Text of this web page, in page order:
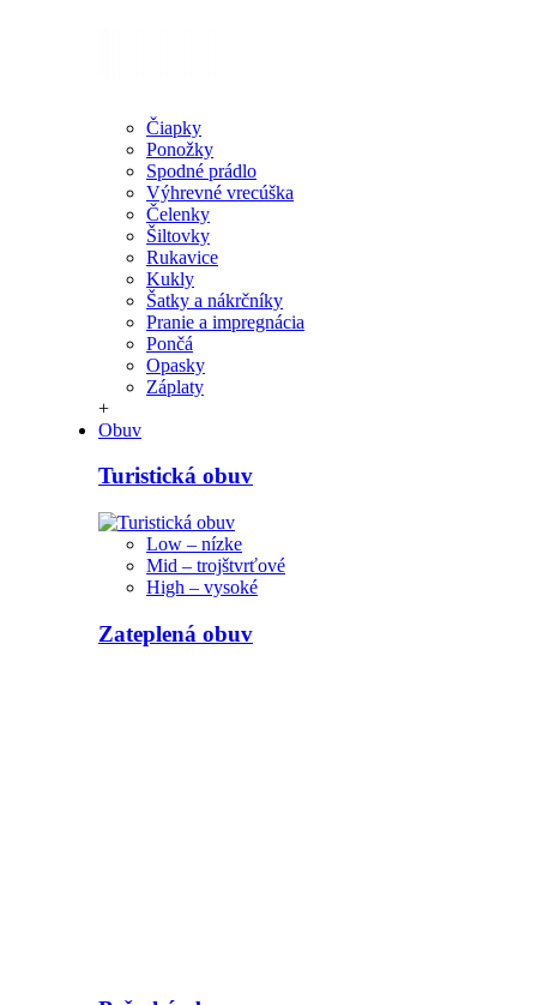
Čiapky
Ponožky
Spodné prádlo
Výhrevné vrecúška
Čelenky
Šiltovky
Rukavice
Kukly
Šatky a nákrčníky
Pranie a impregnácia
Pončá
Opasky
Záplaty
+
Obuv
Turistická obuv
Low – nízke
Mid – trojštvrťové
High – vysoké
Zateplená obuv